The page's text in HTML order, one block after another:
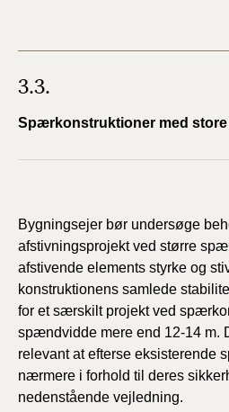
3.3.
Spærkonstruktioner med
Bygningsejer bør undersøge
afstivningsprojekt ved større
afstivende elements styrke og
konstruktionens samlede
for et særskilt projekt ved
spændvidde mere end 12-14 m.
relevant at efterse eksisterende
nærmere i forhold til deres
nedenstående vejledning.